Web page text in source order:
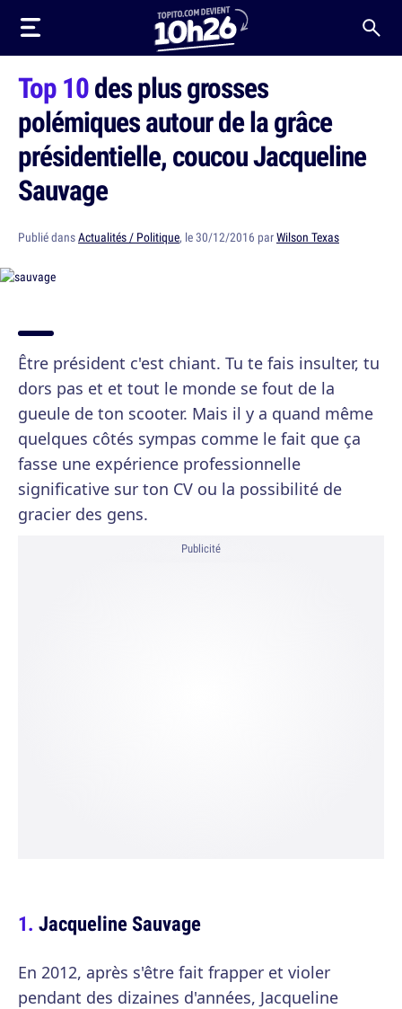
Top 10des plus grosses
polémiques autour de la grâce
présidentielle, coucou Jacqueline
Sauvage
Publié dansActualités / Politique, le 30/12/2016 parWilson Texas
Être président c'est chiant. Tu te fais insulter, tu
dors pas et et tout le monde se fout de la
gueule de ton scooter. Mais il y a quand même
quelques côtés sympas comme le fait que ça
fasse une expérience professionnelle
significative sur ton CV ou la possibilité de
gracier des gens.
Publicité
Jacqueline Sauvage
En 2012, après s'être fait frapper et violer
pendant des dizaines d'années, Jacqueline